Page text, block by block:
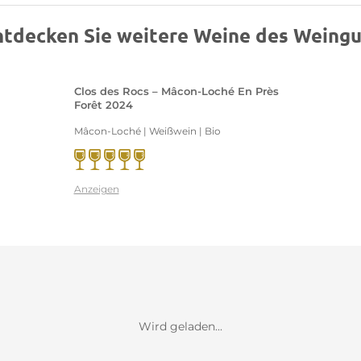
Sie weitere Weine des
Clos des Rocs – Mâcon-Loché En Près
Forêt 2024
Mâcon-Loché | Weißwein | Bio
Anzeigen
Wird geladen...